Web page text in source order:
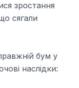
зростання
сягали
бум у
наслідки: